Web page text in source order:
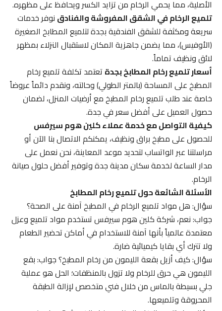
الأصلية، مما يحمي الرخام من تزايد الكسر ويحافظ على مظهره.
تلميع الرخام في الشقق المفروشة والفنادقنوفر خدمات
سريعة ومكثفة للشقق الفندقية بجدة لتلميع المطابخ الصغيرة
(الأوفيس)، مما يضمن جاهزية المكان لاستقبال النزلاء بمظهر
لائق ونظيف تماماً.
أسعار تلميع رخام المطابخ بجدةتعتمد تكلفة تلميع رخام
المطبخ على المساحة (بالمتر الطولي) وحالته، ونقدم دائماً عروضاً
خاصة عند طلب تلميع رخام المطبخ مع أرضيات المنزل، لضمان
حصول العميل على أفضل سعر في جدة.
كيفية التواصل مع خدمة عملاء كلين هوم سيرفس
للحصول على مطبخ براق ونظيف، يمكنكم الاتصال بنا الآن أو
مراسلتنا عبر الواتساب لتحديد موعد المعاينة، نحن نعمل على
مدار الساعة لخدمة سكان مدينة جدة وتوفير أفضل حلول صيانة
الرخام.
الأسئلة الشائعة حول تلميع رخام المطابخ
سؤال: هل مواد تلميع الرخام في المطبخ آمنة على الصحة؟
جواب: نعم، شركة كلين هوم سيرفس تستخدم مواد تلميع وعزل
معتمدة عالمياً بأنها آمنة للاستخدام في أماكن تحضير الطعام
ولا تترك أي بقايا كيميائية ضارة.
سؤال: كيف أزيل بقعة الليمون من رخام المطبخ؟ جواب: بقع
الليمون هي حرق للرخام ولا تزول بالمنظفات؛ الحل هو عملية
جلي بسيطة بالماس من خلال فني متخصص لإزالة الطبقة
المحروقة وتلميعها.